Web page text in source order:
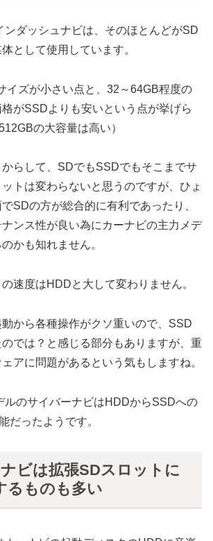
ンダッシュナビは、そのほとんどがSD
として使用しています。
イズが小さい点と、32～64GB程度の
がSSDよりも安いという点が挙げら
の大容量は高い）
らして、SDでもSSDでもそこまでサ
トは変わらないと思うのですが、ひょ
SDの方が総合的に有利であったり、
ンス性が良い為にカーナビの主力メデ
かも知れません。
速度はHDDと大して変わりません。
から各種操作がクソ重いので、SSD
では？と感じる部分もありますが、重
アに問題があるという気もしますね。
ルのサイバーナビはHDDからSSDへの
だったようです。
ビは拡張SDスロットに
るものも多い